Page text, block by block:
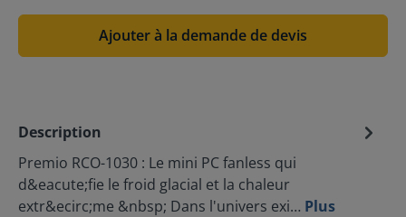
Ajouter à la demande de devis
Description
Premio RCO-1030 : Le mini PC fanless qui
d&eacute;fie le froid glacial et la chaleur
extr&ecirc;me &nbsp; Dans l'univers exi… Plus